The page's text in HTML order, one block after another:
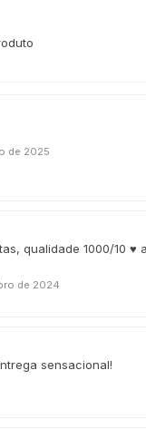
de 2025
qualidade 1000/10 ♥
de 2024
sensacional!